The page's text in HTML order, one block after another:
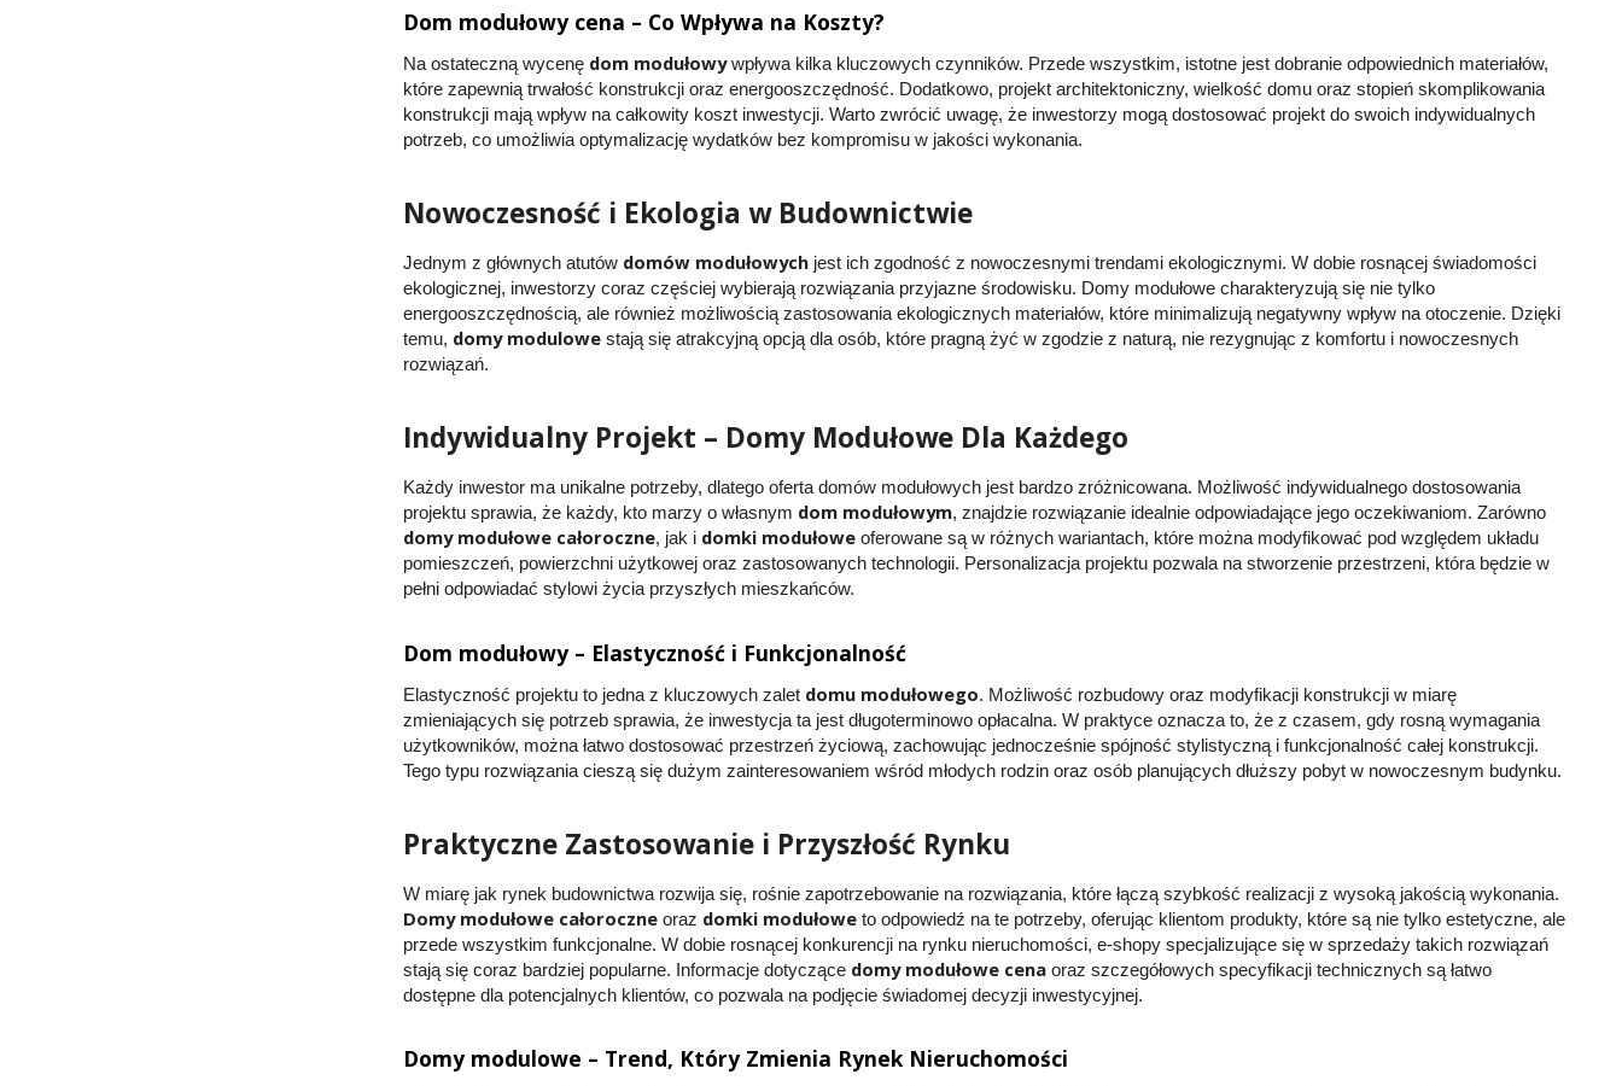
Dom modułowy cena – Co Wpływa na Koszty?
Na ostateczną wycenę dom modułowywpływa kilka kluczowych czynników. Przede wszystkim, istotne jest dobranie odpowiednich materiałów,
które zapewnią trwałość konstrukcji oraz energooszczędność. Dodatkowo, projekt architektoniczny, wielkość domu oraz stopień skomplikowania
konstrukcji mają wpływ na całkowity koszt inwestycji. Warto zwrócić uwagę, że inwestorzy mogą dostosować projekt do swoich indywidualnych
potrzeb, co umożliwia optymalizację wydatków bez kompromisu w jakości wykonania.
Nowoczesność i Ekologia w Budownictwie
Jednym z głównych atutów domów modułowychjest ich zgodność z nowoczesnymi trendami ekologicznymi. W dobie rosnącej świadomości
ekologicznej, inwestorzy coraz częściej wybierają rozwiązania przyjazne środowisku. Domy modułowe charakteryzują się nie tylko
energooszczędnością, ale również możliwością zastosowania ekologicznych materiałów, które minimalizują negatywny wpływ na otoczenie. Dzięki
temu, domy modulowestają się atrakcyjną opcją dla osób, które pragną żyć w zgodzie z naturą, nie rezygnując z komfortu i nowoczesnych
rozwiązań.
Indywidualny Projekt – Domy Modułowe Dla Każdego
Każdy inwestor ma unikalne potrzeby, dlatego oferta domów modułowych jest bardzo zróżnicowana. Możliwość indywidualnego dostosowania
projektu sprawia, że każdy, kto marzy o własnym dom modułowym, znajdzie rozwiązanie idealnie odpowiadające jego oczekiwaniom. Zarówno
domy modułowe całoroczne, jak i domki modułoweoferowane są w różnych wariantach, które można modyfikować pod względem układu
pomieszczeń, powierzchni użytkowej oraz zastosowanych technologii. Personalizacja projektu pozwala na stworzenie przestrzeni, która będzie w
pełni odpowiadać stylowi życia przyszłych mieszkańców.
Dom modułowy – Elastyczność i Funkcjonalność
Elastyczność projektu to jedna z kluczowych zalet domu modułowego. Możliwość rozbudowy oraz modyfikacji konstrukcji w miarę
zmieniających się potrzeb sprawia, że inwestycja ta jest długoterminowo opłacalna. W praktyce oznacza to, że z czasem, gdy rosną wymagania
użytkowników, można łatwo dostosować przestrzeń życiową, zachowując jednocześnie spójność stylistyczną i funkcjonalność całej konstrukcji.
Tego typu rozwiązania cieszą się dużym zainteresowaniem wśród młodych rodzin oraz osób planujących dłuższy pobyt w nowoczesnym budynku.
Praktyczne Zastosowanie i Przyszłość Rynku
W miarę jak rynek budownictwa rozwija się, rośnie zapotrzebowanie na rozwiązania, które łączą szybkość realizacji z wysoką jakością wykonania.
Domy modułowe całoroczneoraz domki modułoweto odpowiedź na te potrzeby, oferując klientom produkty, które są nie tylko estetyczne, ale
przede wszystkim funkcjonalne. W dobie rosnącej konkurencji na rynku nieruchomości, e-shopy specjalizujące się w sprzedaży takich rozwiązań
stają się coraz bardziej popularne. Informacje dotyczące domy modułowe cenaoraz szczegółowych specyfikacji technicznych są łatwo
dostępne dla potencjalnych klientów, co pozwala na podjęcie świadomej decyzji inwestycyjnej.
Domy modulowe – Trend, Który Zmienia Rynek Nieruchomości